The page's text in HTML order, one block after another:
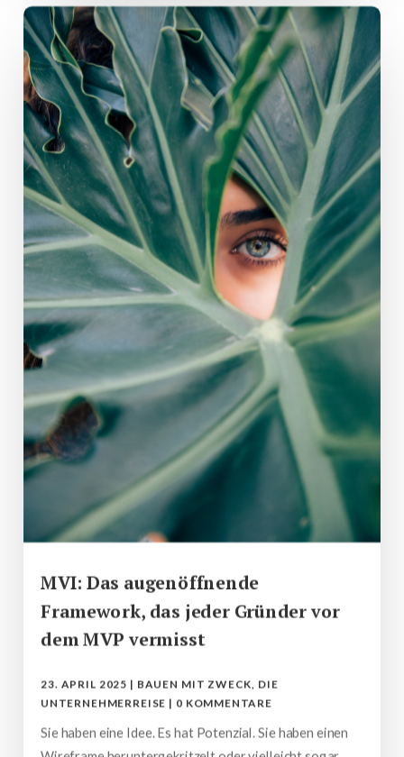
MVI: Das augenöffnende
Framework, das jeder Gründer vor
dem MVP vermisst
23. APRIL 2025 | BAUEN MIT ZWECK DIE
UNTERNEHMERREISE | 0 KOMMENTARE
Sie haben eine Idee. Es hat Potenzial. Sie haben einen